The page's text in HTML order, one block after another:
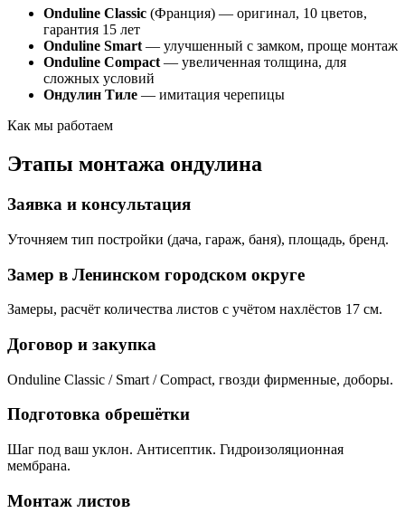
Onduline Classic (Франция) — оригинал, 10 цветов,
гарантия 15 лет
Onduline Smart — улучшенный с замком, проще монтаж
Onduline Compact — увеличенная толщина, для
сложных условий
Ондулин Тиле — имитация черепицы
Как мы работаем
Этапы монтажа ондулина
Заявка и консультация
Уточняем тип постройки (дача, гараж, баня), площадь, бренд.
Замер в Ленинском городском округе
Замеры, расчёт количества листов с учётом нахлёстов 17 см.
Договор и закупка
Onduline Classic / Smart / Compact, гвозди фирменные, доборы.
Подготовка обрешётки
Шаг под ваш уклон. Антисептик. Гидроизоляционная
мембрана.
Монтаж листов